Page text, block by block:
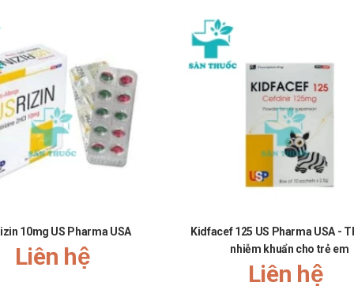
hiện nguy hiểm cần gọi ngay cho Trung tâm cấp cứu 115 hoặc đến
gồm cả thuốc kê toa và thuốc không kê toa.
nếu bạn quên dùng thuốc thì bạn dùng liều tiếp theo đúng theo đơn
dược sĩ để được tư vấn.
10mg US Pharma USA
Liên hệ
Kidfacef 125 US Pharma USA -
nhiễm khuẩn cho trẻ em
Liên hệ